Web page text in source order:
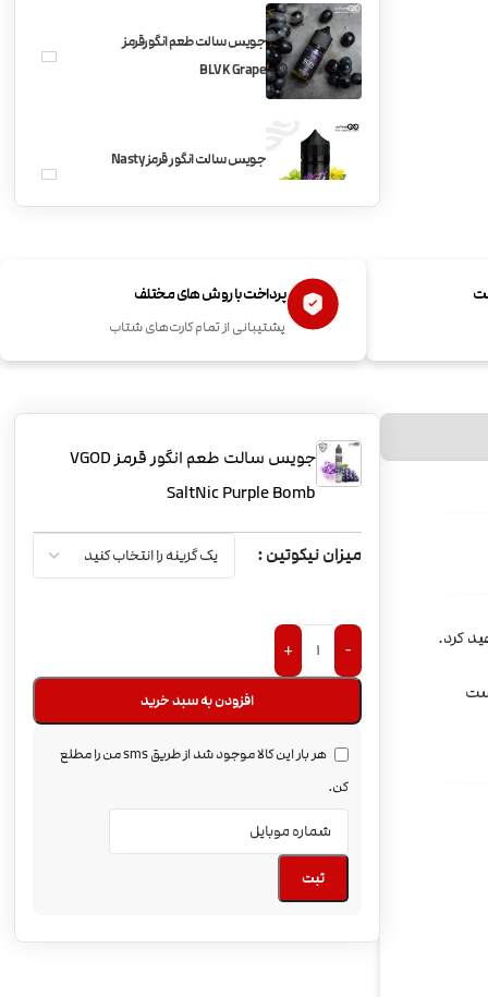
جویس سالت طعم انگورقرمز
BLVK Grape
جویس سالت انگور قرمز Nasty
پرداخت با روش های مختلف
پشتیبانی از تمام کارت‌های شتاب
کرد.
جویس سالت طعم انگور قرمز VGOD
SaltNic Purple Bomb
میزان نیکوتین
-
+
افزودن به سبد خرید
هر بار این کالا موجود شد از طریق sms من را مطلع
کن.
ثبت